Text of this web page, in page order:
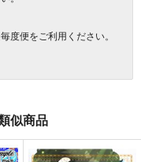
度便をご利用ください。
似商品